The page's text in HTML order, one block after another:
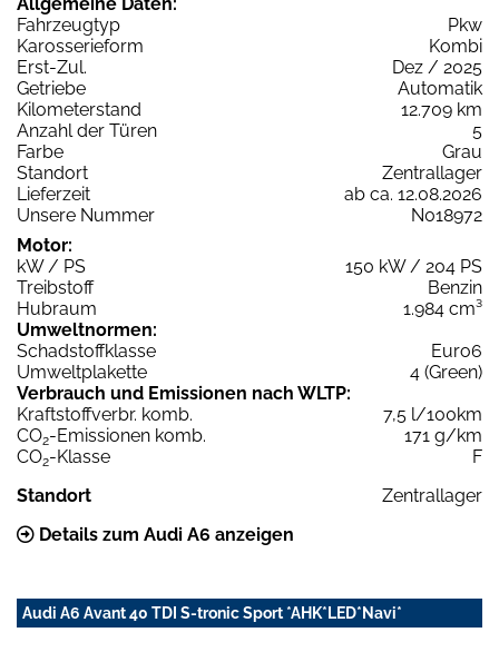
Fahrzeugtyp
Pkw
Karosserieform
Kombi
Erst-Zul.
Dez / 2025
Getriebe
Automatik
Kilometerstand
12.709 km
Anzahl der Türen
5
Farbe
Grau
Standort
Zentrallager
Lieferzeit
ab ca. 12.08.2026
Unsere Nummer
N018972
Motor:
kW / PS
150 kW / 204 PS
Treibstoff
Benzin
Hubraum
1.984 cm³
Umweltnormen:
Schadstoffklasse
Euro6
Umweltplakette
4 (Green)
Verbrauch und Emissionen nach WLTP:
Kraftstoffverbr. komb.
7,5 l/100km
CO2-Emissionen komb.
171 g/km
CO2-Klasse
F
Standort
Zentrallager
Details zum Audi A6 anzeigen
Audi A6 Avant 40 TDI S-tronic Sport *AHK*LED*Navi*